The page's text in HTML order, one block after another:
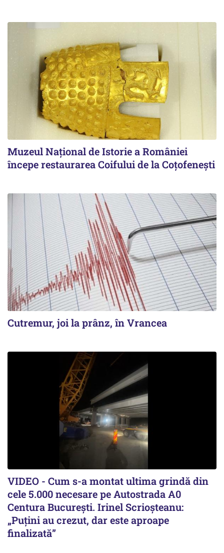
Muzeul Național de Istorie a României
începe restaurarea Coifului de la Coțofenești
Cutremur, joi la prânz, în Vrancea
VIDEO - Cum s-a montat ultima grindă din
cele 5.000 necesare pe Autostrada A0
Centura București. Irinel Scrioșteanu:
„Puțini au crezut, dar este aproape
finalizată”